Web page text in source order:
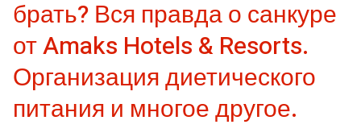
брать? Вся правда о санкуре
от Amaks Hotels & Resorts.
Организация диетического
питания и многое другое.